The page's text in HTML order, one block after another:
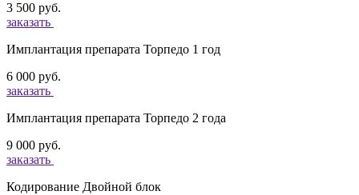
3 500 руб.
заказать
Имплантация препарата Торпедо 1 год
6 000 руб.
заказать
Имплантация препарата Торпедо 2 года
9 000 руб.
заказать
Кодирование Двойной блок